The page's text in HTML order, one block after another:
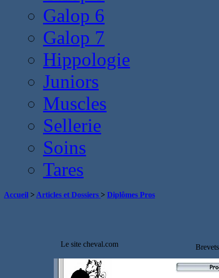
Galop 6
Galop 7
Hippologie
Juniors
Muscles
Sellerie
Soins
Tares
Accueil > Articles et Dossiers > Diplômes Pros
Le site cheval.com